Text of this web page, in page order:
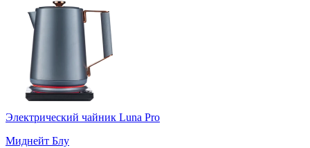
Электрический чайник Luna Pro
Миднейт Блу